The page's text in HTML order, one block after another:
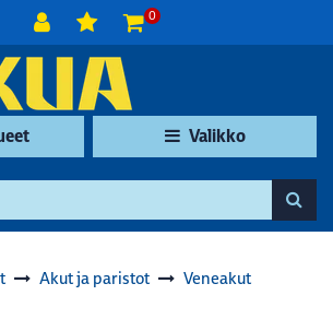
0
Valikko
Akut ja paristot Veneakut